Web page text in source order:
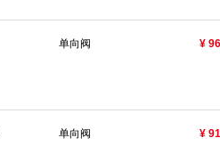
单向阀 ¥
单向阀 ¥